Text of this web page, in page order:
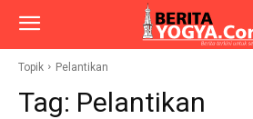
Topik Pelantikan
Tag: Pelantikan